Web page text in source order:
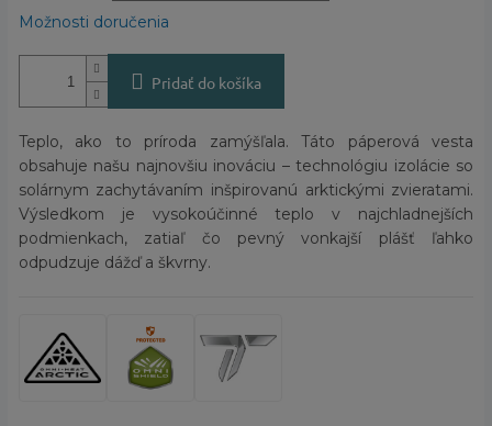
Možnosti doručenia
Pridať do košíka
Teplo, ako to príroda zamýšľala. Táto páperová vesta
obsahuje našu najnovšiu inováciu – technológiu izolácie so
solárnym zachytávaním inšpirovanú arktickými zvieratami.
Výsledkom je vysokoúčinné teplo v najchladnejších
podmienkach, zatiaľ čo pevný vonkajší plášť ľahko
odpudzuje dážď a škvrny.